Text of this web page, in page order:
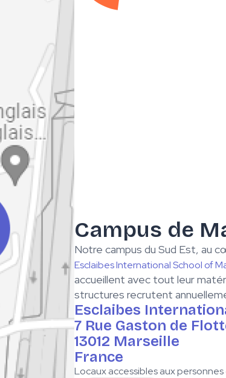
Campus de
Notre campus du Sud Est, au
Esclaibes International School of
accueillent avec tout leur
structures recrutent
Esclaibes
7 Rue Gaston de
13012 Marseille
France
Locaux accessibles aux